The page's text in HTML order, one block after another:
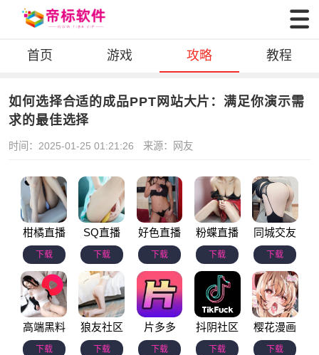
首页 游戏 攻略 教程
如何选择合适的成品PPT网站大片：满足你演示需
求的最佳选择
时间：2025-01-25 01:21:26 来源：网友
柑橘直播
下载
SQ直播
下载
好色直播
下载
粉蝶直播
下载
同城交友
下载
高端黑料
下载
狼友社区
下载
片多多
下载
抖阴社区
下载
樱花漫画
下载